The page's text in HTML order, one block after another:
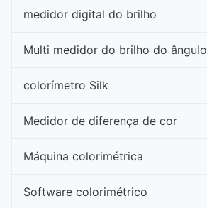
medidor digital do brilho
Multi medidor do brilho do ângulo
colorímetro Silk
Medidor de diferença de cor
Máquina colorimétrica
Software colorimétrico